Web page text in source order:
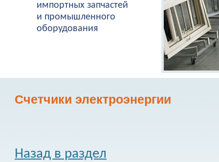
импортных запчастей
и промышленного
оборудования
Счетчики электроэнергии
Назад в раздел